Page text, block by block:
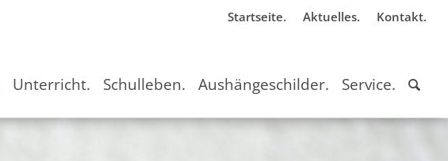
Startseite. Aktuelles. Kontakt.
Unterricht. Schulleben. Aushängeschilder. Service.